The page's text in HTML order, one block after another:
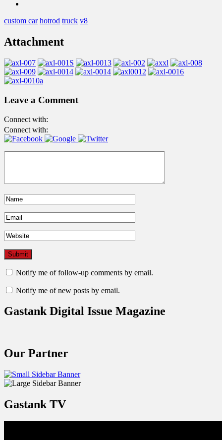
custom car hotrod truck v8
Attachment
Leave a Comment
Connect with:
Connect with:
Notify me of follow-up comments by email.
Notify me of new posts by email.
Gastank Digital Issue Magazine
Our Partner
Gastank TV